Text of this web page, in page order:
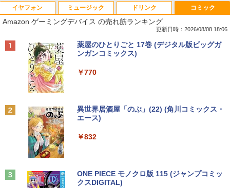
イヤフォン
Anker Soundcore P40i オフホワイト
Anker Soundcore P31i ブラック
Anker Soundcore Liberty 5 ミッドナイトブ
ラック
ミュージック
BRUCE WAYNE feat. Flo Milli, ATL Jacob
[Explicit]
￥250
BRUCE WAYNE feat. Flo Milli, ATL Jacob
[Explicit]
￥250
On My Road (Stadium ver.)
ドリンク
by Amazon 天然水 ラベルレス 500ml ×24本
富士山の天然水 バナジウム含有 水 ミネラル
ットル (Smart Basic)
【Amazon.co.jp限定】 い・ろ・は・す 2L P
by Amazon 天然水ラベルレス 2L×9本
コミック
Amazon ゲーミングデバイス の売れ筋ランキング
更新日時：2026/08/08 18:06
薬屋のひとりごと 17巻 (デジタル版ビッグガ
ンガンコミックス)
￥770
異世界居酒屋「のぶ」(22) (角川コミックス・
エース)
￥832
ONE PIECE モノクロ版 115 (ジャンプコミッ
クスDIGITAL)